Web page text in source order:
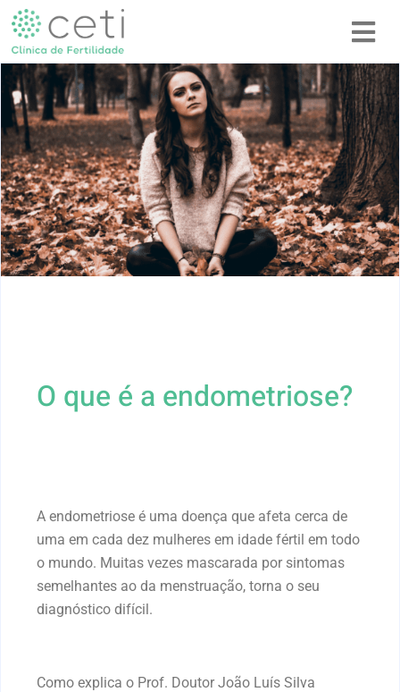
O que é a endometriose?
A endometriose é uma doença que afeta cerca de
uma em cada dez mulheres em idade fértil em todo
o mundo. Muitas vezes mascarada por sintomas
semelhantes ao da menstruação, torna o seu
diagnóstico difícil.
Como explica o Prof. Doutor João Luís Silva